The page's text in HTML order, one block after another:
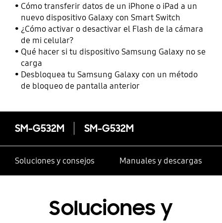
Cómo transferir datos de un iPhone o iPad a un
nuevo dispositivo Galaxy con Smart Switch
¿Cómo activar o desactivar el Flash de la cámara
de mi celular?
Qué hacer si tu dispositivo Samsung Galaxy no se
carga
Desbloquea tu Samsung Galaxy con un método
de bloqueo de pantalla anterior
SM-G532M SM-G532M
Soluciones y consejos Manuales y descargas
Soluciones y